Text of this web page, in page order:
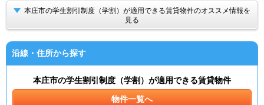
本庄市の学生割引制度（学割）が適用できる賃貸物件のオススメ情報を
見る
沿線・住所から探す
本庄市の学生割引制度（学割）が適用できる賃貸物件
物件一覧へ